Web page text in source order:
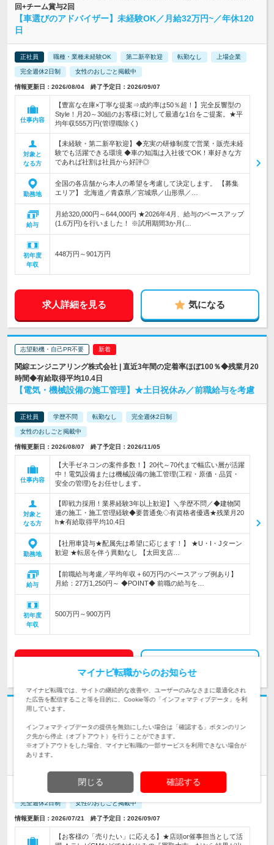
回+チーム賞与2回
【車選びのアドバイザー】未経験OK／月給32万円~／年休120
日
正社員 職種・業種未経験OK 第二新卒歓迎 転勤なし 上場企業
完全週休2日制 女性のおしごと掲載中
情報更新日：2026/08/04 終了予定日：2026/09/07
仕事内容
【豊富な在庫×丁寧な提案⇒成約率は50％超！】完全反響型の
Style！月20～30組のお客様に対して最適な1台をご提案。★平
均年収555万円(管理職除く)
対象と
なる方
【未経験・第二新卒歓迎】◆充実の研修制度で営業・販売未経
験でも活躍できる環境 ◆車の知識は入社後でOK！車好きな方
であれば社割は社員から好評◎
勤務地
全国の各店舗から本人の希望を考慮して決定します。 【募集
エリア】 北海道／青森県／宮城県／山形県／…
給与
月給320,000円～644,000円 ★2026年4月、給与のベースアップ
(1.6万円)を行いました！ ※試用期間3か月(…
初年度
年収
448万円～901万円
求人詳細を見る 気になる
志望動機・自己PR不要
関綜エンジニアリング株式会社 | 直近3年間の定着率ほぼ100％◆残業月20
時間◆有給取得平均10.4日
【電気・機械設備の施工管理】★土日祝休み／前職給与を考慮
正社員 学歴不問 転勤なし 完全週休2日制
女性のおしごと掲載中
情報更新日：2026/08/07 終了予定日：2026/11/05
仕事内容
【大手ゼネコンの案件多数！】20代～70代まで幅広い層が活躍
中！電気設備または機械設備の施工管理(工程・原価・品質・
安全の管理)をお任せします。
対象と
なる方
【即戦力採用！業界経験3年以上歓迎】＼学歴不問／◆建物関
連の施工・施工管理経験◆要普通免◇有資格者優遇★残業月20
h★有給取得平均10.4日
勤務地
【社用車貸与★配属先は希望に応じます！】 ★U・I・Jターン
歓迎 ★転居を伴う異動なし 【太田支店…
給与
【前職給与考慮／平均年収＋60万円のベースアップ例あり】
月給：27万1,250円～ ◆POINT◆ 前職の給与を…
初年度
年収
500万円～900万円
志望動機・自己PR不要
合同会社Ｆｒｏｍ２７ | 未経験1年目から年収700万も#年休120日#完休2
日#研修制度充実
未経験OK【買取営業】◎インセン月100万以上可能◎基本定時
職種・業種未経験OK 第二新卒歓迎
完全週休2日制 女性のおしごと掲載中
情報更新日：2026/07/21 終了予定日：2026/09/07
【お客様の「売りたい」に応える】★店頭or催事担当として活
マイナビ転職からのお知らせ
マイナビ転職では、サイトの継続的な改善や、ユーザーのみなさまに最適化され
た広告を配信すること等を目的に、Cookie等の「インフォマティブデータ」を利
用しています。
インフォマティブデータの提供を無効にしたい場合は「確認する」ボタンのリン
ク先から停止（オプトアウト）を行うことができます。
※オプトアウトをした場合、マイナビ転職の一部サービスを利用できない場合が
あります。
閉じる 確認する